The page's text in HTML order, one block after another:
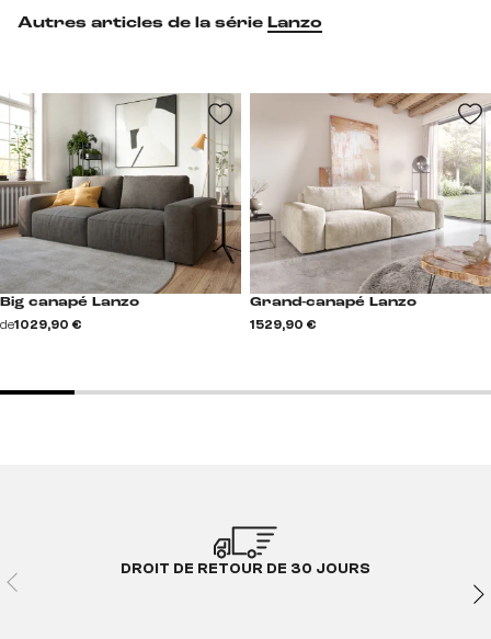
Autres articles de la série Lanzo
Big canapé Lanzo
de1 029,90 €
Grand-canapé Lanzo
1 529,90 €
DROIT DE RETOUR DE 30 JOURS